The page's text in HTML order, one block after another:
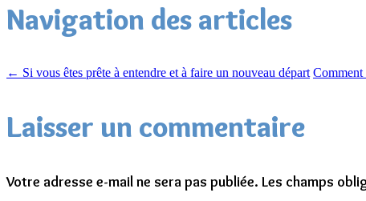
Navigation des articles
← Si vous êtes prête à entendre et à faire un nouveau départ Comment
Laisser un commentaire
Votre adresse e-mail ne sera pas publiée. Les champs